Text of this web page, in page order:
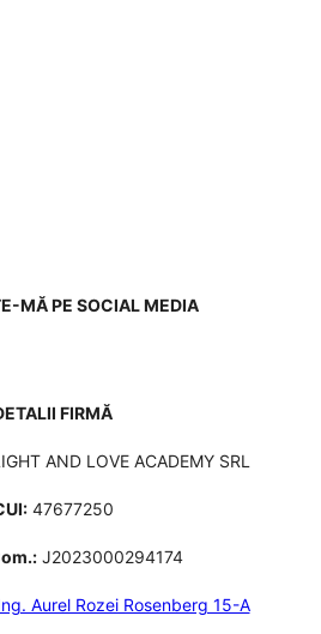
MĂ PE SOCIAL MEDIA
FIRMĂ
AND LOVE ACADEMY SRL
47677250
J2023000294174
Aurel Rozei Rosenberg 15-A